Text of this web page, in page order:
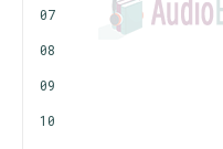
07
08
09
10